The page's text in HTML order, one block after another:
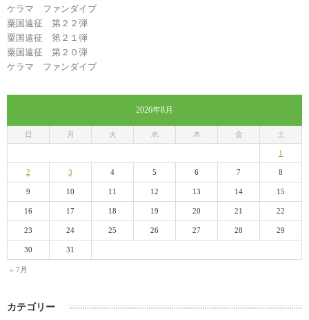
ケラマ ファンダイブ
粟国遠征 第２２弾
粟国遠征 第２１弾
粟国遠征 第２０弾
ケラマ ファンダイブ
2026年8月
日 月 火 水 木 金 土
« 7月
1
2 3 4 5 6 7 8
9 10 11 12 13 14 15
16 17 18 19 20 21 22
23 24 25 26 27 28 29
30 31
カテゴリー